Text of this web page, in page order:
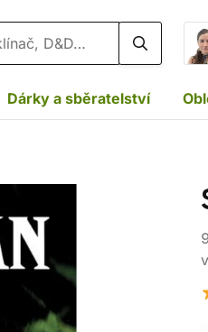
Dárky a sběratelství